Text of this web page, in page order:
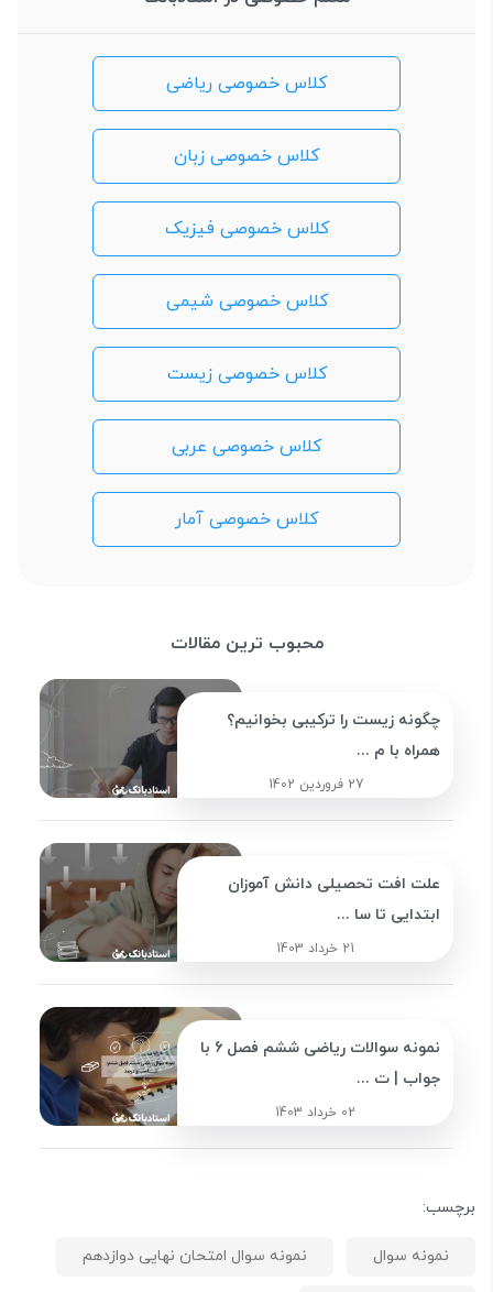
کلاس خصوصی ریاضی
کلاس خصوصی زبان
کلاس خصوصی فیزیک
کلاس خصوصی شیمی
کلاس خصوصی زیست
کلاس خصوصی عربی
کلاس خصوصی آمار
محبوب ترین مقالات
چگونه زیست را ترکیبی بخوانیم؟
همراه با م ...
27 فروردین 1402
علت افت تحصیلی دانش آموزان
ابتدایی تا سا ...
21 خرداد 1403
نمونه سوالات ریاضی ششم فصل 6 با
جواب | ت ...
02 خرداد 1403
برچسب:
نمونه سوال نمونه سوال امتحان نهایی دوازدهم